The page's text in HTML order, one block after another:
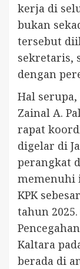
kerja di
bukan
tersebut
sekretaris,
dengan
Hal
Zainal A.
rapat
digelar di
perangkat
memenuhi
KPK
tahun
Kaltara
berada di